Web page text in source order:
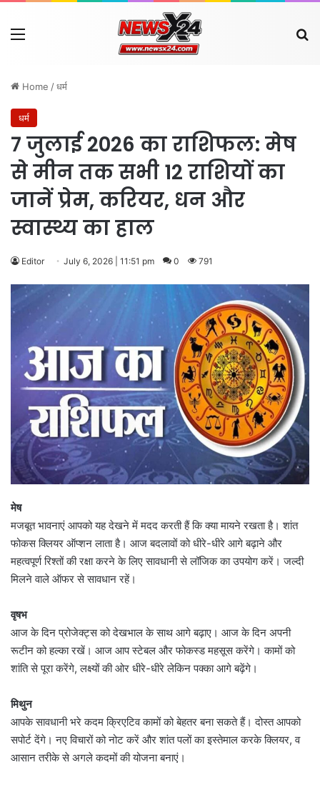
Menu
Home /धर्म
धर्म
7 जुलाई 2026 का राशिफल: मेष
से मीन तक सभी 12 राशियों का
जानें प्रेम, करियर, धन और
स्वास्थ्य का हाल
Editor July 6, 2026 | 11:51 pm 0 791
मेष
मजबूत भावनाएं आपको यह देखने में मदद करती हैं कि क्या मायने रखता है। शांत
फोकस क्लियर ऑप्शन लाता है। आज बदलावों को धीरे-धीरे आगे बढ़ाने और
महत्वपूर्ण रिश्तों की रक्षा करने के लिए सावधानी से लॉजिक का उपयोग करें। जल्दी
मिलने वाले ऑफर से सावधान रहें।
वृषभ
आज के दिन प्रोजेक्ट्स को देखभाल के साथ आगे बढ़ाए। आज के दिन अपनी
रूटीन को हल्का रखें। आज आप स्टेबल और फोकस्ड महसूस करेंगे। कामों को
शांति से पूरा करेंगे, लक्ष्यों की ओर धीरे-धीरे लेकिन पक्का आगे बढ़ेंगे।
मिथुन
आपके सावधानी भरे कदम क्रिएटिव कामों को बेहतर बना सकते हैं। दोस्त आपको
सपोर्ट देंगे। नए विचारों को नोट करें और शांत पलों का इस्तेमाल करके क्लियर, व
आसान तरीके से अगले कदमों की योजना बनाएं।